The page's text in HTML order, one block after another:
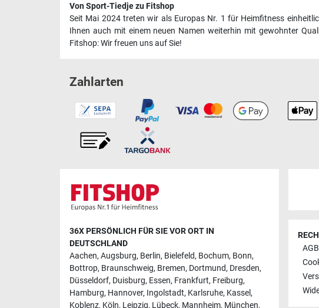
Von Sport-Tiedje zu Fitshop
Seit Mai 2024 treten wir als Europas Nr. 1 für Heimfitness
Ihnen auch mit einem neuen Namen weiterhin mit gewohnter
Fitshop: Wir freuen uns auf Sie!
Zahlarten
36X PERSÖNLICH FÜR SIE VOR ORT IN
DEUTSCHLAND
Aachen, Augsburg, Berlin, Bielefeld, Bochum, Bonn,
Bottrop, Braunschweig, Bremen, Dortmund, Dresden,
Düsseldorf, Duisburg, Essen, Frankfurt, Freiburg,
Hamburg, Hannover, Ingolstadt, Karlsruhe, Kassel,
Koblenz, Köln, Leipzig, Lübeck, Mannheim, München,
AGB